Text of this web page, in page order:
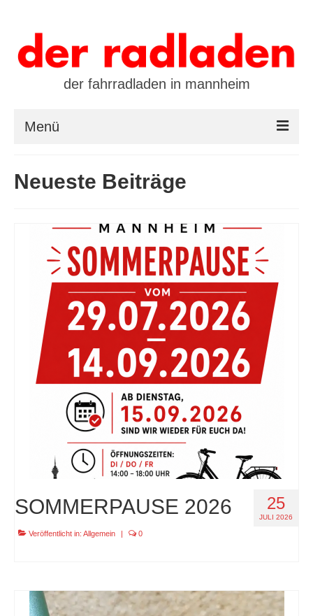
der fahrradladen in mannheim
Menü
öffnungszeiten / kontakt
leasing / finanzierung
preistool
kalender
specials
tout terrain pamir / appia / belair / divide
urban arrow familynext pro / 2026 / 100nm
impressum
Neueste Beiträge
25
JULI 2026
SOMMERPAUSE 2026
Veröffentlicht in: Allgemein | 0